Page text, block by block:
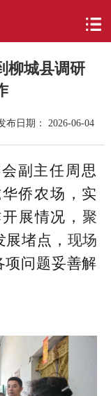
柳城县调研
布日期： 2026-06-04
副主任周思
侨农场，实
展情况， 聚
堵点， 现场
项问题妥善解